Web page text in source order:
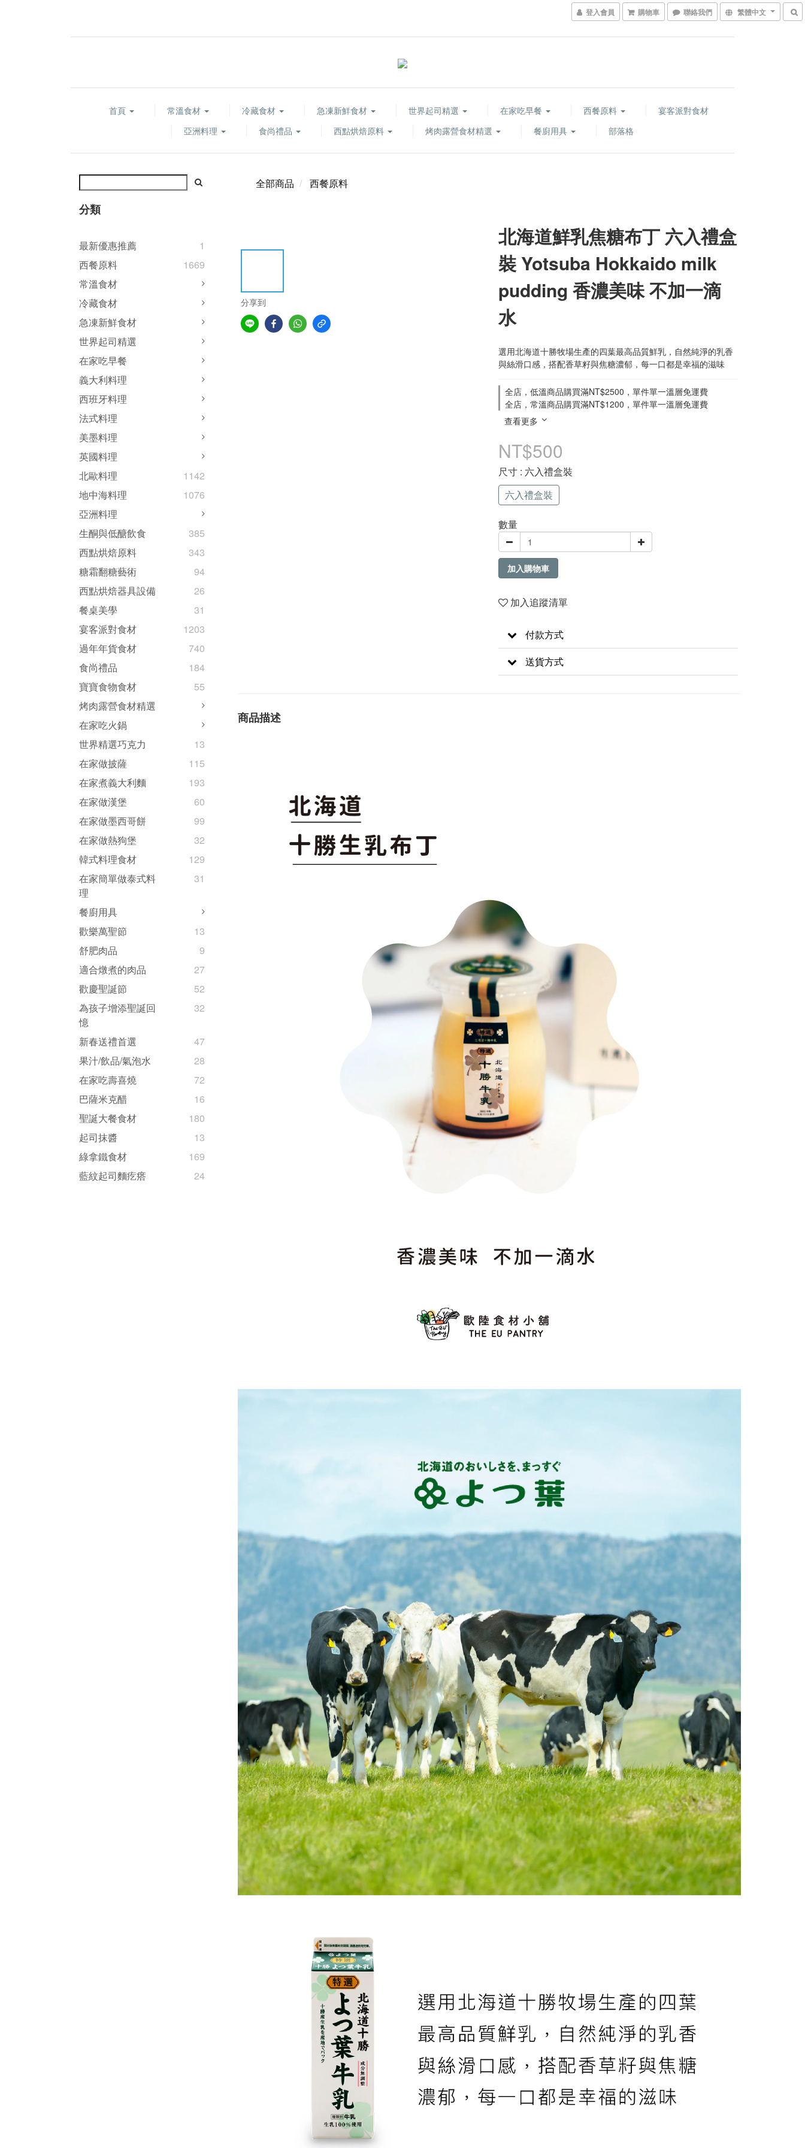
登入會員 購物車 聯絡我們 繁體中文
首頁 常溫食材 冷藏食材 急凍新鮮食材 世界起司精選 在家吃早餐 西餐原料
宴客派對食材
亞洲料理
食尚禮品 西點烘焙原料 烤肉露營食材精選 餐廚用具 部落格
分類
最新優惠推薦
1
西餐原料
1669
常溫食材
冷藏食材
急凍新鮮食材
世界起司精選
在家吃早餐
義大利料理
西班牙料理
法式料理
美墨料理
英國料理
北歐料理
1142
地中海料理
1076
亞洲料理
生酮與低醣飲食
385
西點烘焙原料
343
糖霜翻糖藝術
94
西點烘焙器具設備
26
餐桌美學
31
宴客派對食材
1203
過年年貨食材
740
食尚禮品
184
寶寶食物食材
55
烤肉露營食材精選
在家吃火鍋
世界精選巧克力
13
在家做披薩
115
在家煮義大利麵
193
在家做漢堡
60
在家做墨西哥餅
99
在家做熱狗堡
32
韓式料理食材
129
在家簡單做泰式料
理
31
餐廚用具
歡樂萬聖節
13
舒肥肉品
9
適合燉煮的肉品
27
歡慶聖誕節
52
為孩子增添聖誕回
憶
32
新春送禮首選
47
果汁/飲品/氣泡水
28
在家吃壽喜燒
72
巴薩米克醋
16
聖誕大餐食材
180
起司抹醬
13
綠拿鐵食材
169
藍紋起司麵疙瘩
24
全部商品 西餐原料
分享到
北海道鮮乳焦糖布丁 六入禮盒
裝 Yotsuba Hokkaido milk
pudding 香濃美味 不加一滴
水
選用北海道十勝牧場生產的四葉最高品質鮮乳，自然純淨的乳香
與絲滑口感，搭配香草籽與焦糖濃郁，每一口都是幸福的滋味
全店，低溫商品購買滿NT$2500，單件單一溫層免運費
全店，常溫商品購買滿NT$1200，單件單一溫層免運費
查看更多
NT$500
尺寸 : 六入禮盒裝
六入禮盒裝
數量
加入購物車
加入追蹤清單
付款方式
送貨方式
商品描述